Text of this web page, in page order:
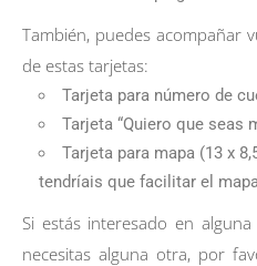
También, puedes acompañar
de estas tarjetas:
Tarjeta para número de
Tarjeta “Quiero que seas
Tarjeta para mapa (13 x
tendríais que facilitar el
Si estás interesado en
necesitas alguna otra, por